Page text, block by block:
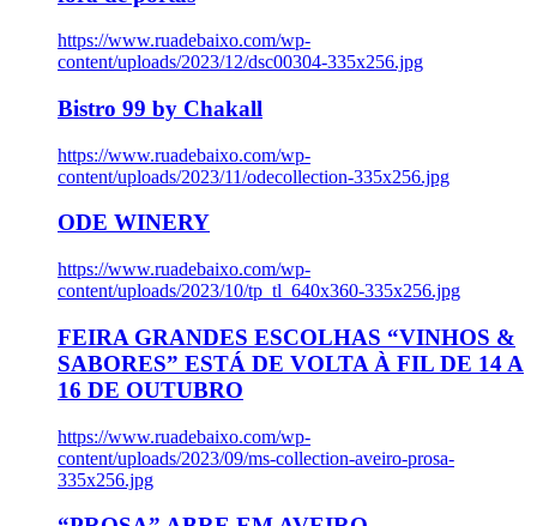
https://www.ruadebaixo.com/wp-
content/uploads/2023/12/dsc00304-335x256.jpg
Bistro 99 by Chakall
https://www.ruadebaixo.com/wp-
content/uploads/2023/11/odecollection-335x256.jpg
ODE WINERY
https://www.ruadebaixo.com/wp-
content/uploads/2023/10/tp_tl_640x360-335x256.jpg
FEIRA GRANDES ESCOLHAS “VINHOS &
SABORES” ESTÁ DE VOLTA À FIL DE 14 A
16 DE OUTUBRO
https://www.ruadebaixo.com/wp-
content/uploads/2023/09/ms-collection-aveiro-prosa-
335x256.jpg